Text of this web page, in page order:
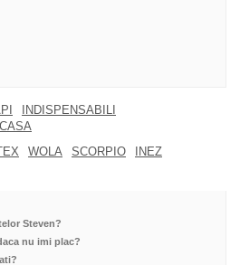
INDISPENSABILI
WOLA SCORPIO
INEZ
Steven?
nu imi plac?